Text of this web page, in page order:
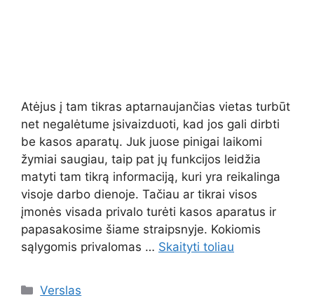
Atėjus į tam tikras aptarnaujančias vietas turbūt
net negalėtume įsivaizduoti, kad jos gali dirbti
be kasos aparatų. Juk juose pinigai laikomi
žymiai saugiau, taip pat jų funkcijos leidžia
matyti tam tikrą informaciją, kuri yra reikalinga
visoje darbo dienoje. Tačiau ar tikrai visos
įmonės visada privalo turėti kasos aparatus ir
papasakosime šiame straipsnyje. Kokiomis
sąlygomis privalomas … Skaityti toliau
Kategorijos
Verslas